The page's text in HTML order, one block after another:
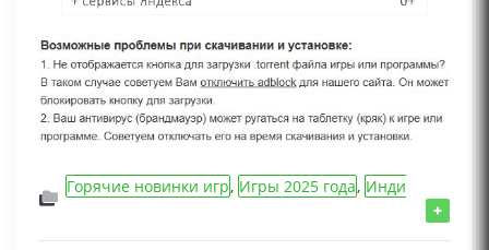
Горячие новинки игр, Игры 2025 года, Инди
+